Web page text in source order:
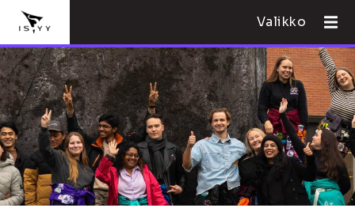
Valikko